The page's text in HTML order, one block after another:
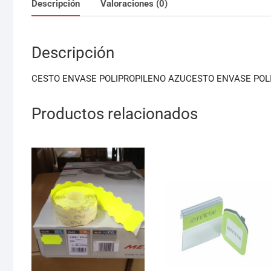
Descripción Valoraciones (0)
Descripción
CESTO ENVASE POLIPROPILENO AZUCESTO ENVASE
Productos relacionados